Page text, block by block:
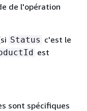
de l'opération
Status c'est le
est
sont spécifiques